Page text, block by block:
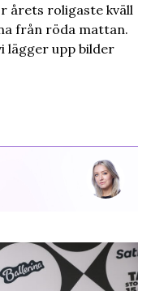
årets roligaste kväll
från röda mattan.
lägger upp bilder